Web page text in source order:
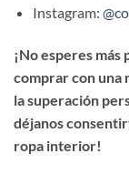
Instagram:
¡No esperes
comprar con una
la superación
déjanos
ropa interior!